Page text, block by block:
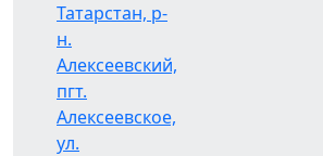
Татарстан, р-
н.
Алексеевский,
пгт.
Алексеевское,
ул.